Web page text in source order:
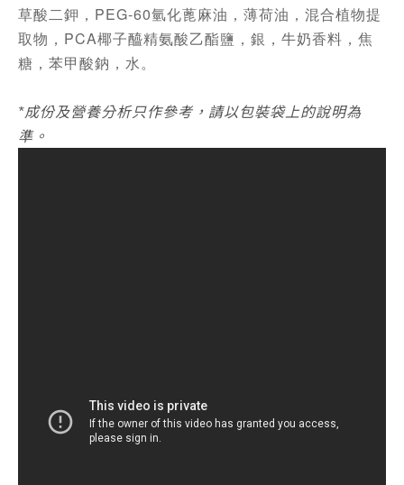
草酸二鉀，PEG-60氫化蓖麻油，薄荷油，混合植物提
取物，PCA椰子醯精氨酸乙酯鹽，銀，牛奶香料，焦
糖，苯甲酸鈉，水。
*成份及營養分析只作參考，請以包裝袋上的說明為
準。